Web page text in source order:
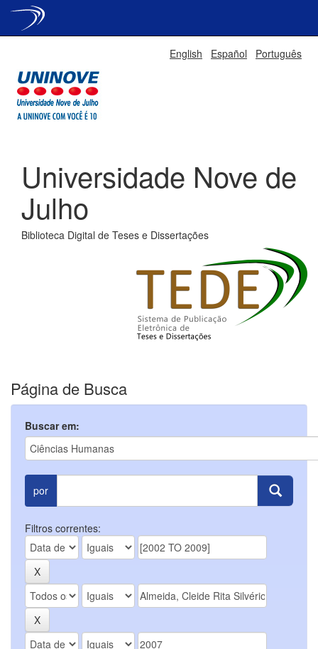
English Español Português
Universidade Nove de
Julho
Biblioteca Digital de Teses e Dissertações
Página de Busca
Buscar em:
por
Filtros correntes: